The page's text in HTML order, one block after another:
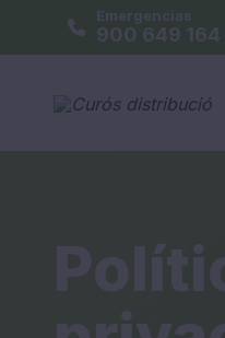
Emergencias
900 649 164